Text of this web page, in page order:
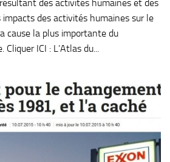
des activités humaines et des
impacts des activités humaines sur le
cause la plus importante du
ICI : L’Atlas du...